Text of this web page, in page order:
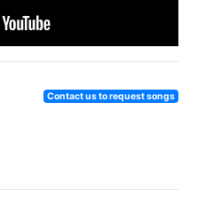
Contact us to request songs